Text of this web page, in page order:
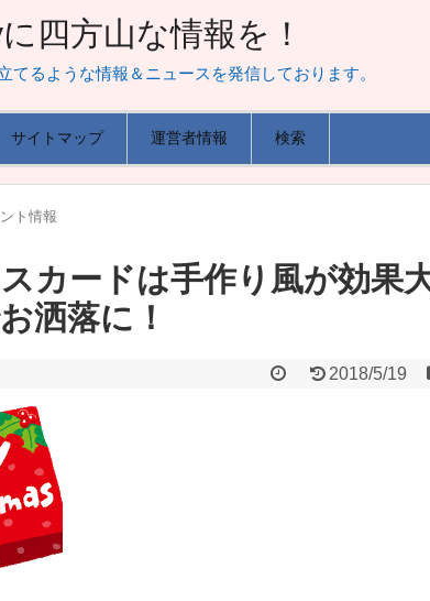
四方山な情報を！
てるような情報＆ニュースを発信しております。
サイトマップ 運営者情報 検索
ト情報
カードは手作り風が効果
洒落に！
2018/5/19